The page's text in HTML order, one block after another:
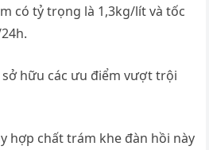
có tỷ trọng là 1,3kg/lít và tốc
sở hữu các ưu điểm vượt trội
hợp chất trám khe đàn hồi này